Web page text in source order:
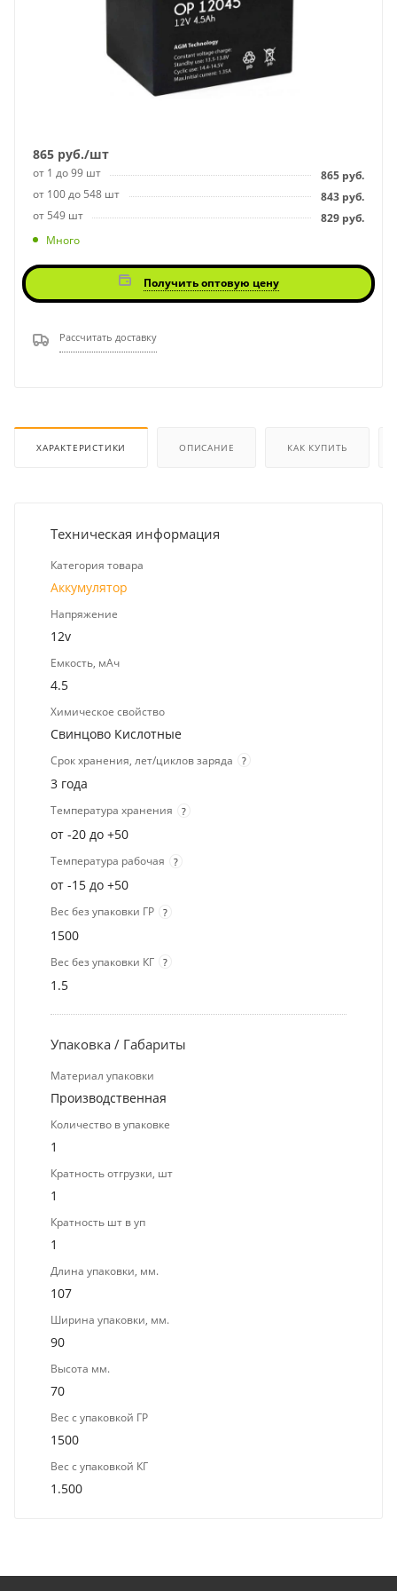
865 руб./шт
от 1 до 99 шт 865 руб.
от 100 до 548 шт
843 руб.
от 549 шт
829 руб.
Много
Получить оптовую цену
Рассчитать доставку
ХАРАКТЕРИСТИКИ ОПИСАНИЕ КАК КУПИТЬ
Техническая информация
Категория товара
Аккумулятор
Напряжение
12v
Емкость, мАч
4.5
Химическое свойство
Свинцово Кислотные
Срок хранения, лет/циклов заряда ?
3 года
Температура хранения ?
от -20 до +50
Температура рабочая ?
от -15 до +50
Вес без упаковки ГР ?
1500
Вес без упаковки КГ ?
1.5
Упаковка / Габариты
Материал упаковки
Производственная
Количество в упаковке
1
Кратность отгрузки, шт
1
Кратность шт в уп
1
Длина упаковки, мм.
107
Ширина упаковки, мм.
90
Высота мм.
70
Вес с упаковкой ГР
1500
Вес с упаковкой КГ
1.500